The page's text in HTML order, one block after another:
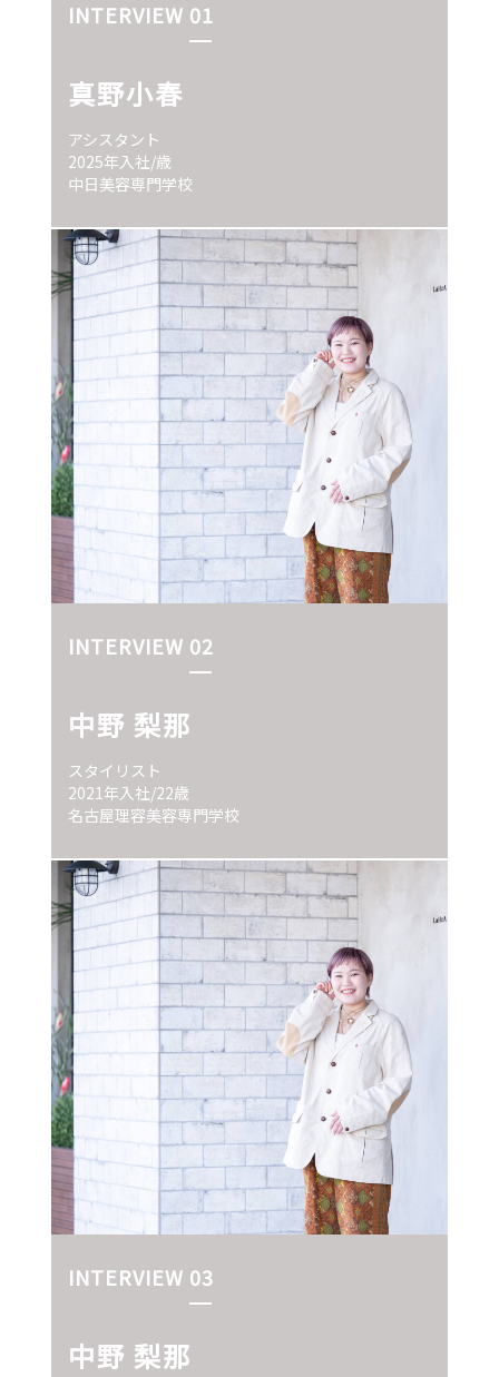
INTERVIEW 01
真野小春
アシスタント
2025年入社/歳
中日美容専門学校
INTERVIEW 02
中野 梨那
スタイリスト
2021年入社/22歳
名古屋理容美容専門学校
INTERVIEW 03
中野 梨那